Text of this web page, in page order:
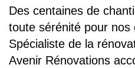
Des centaines de
toute sérénité pour nos
Spécialiste de la
Avenir Rénovations